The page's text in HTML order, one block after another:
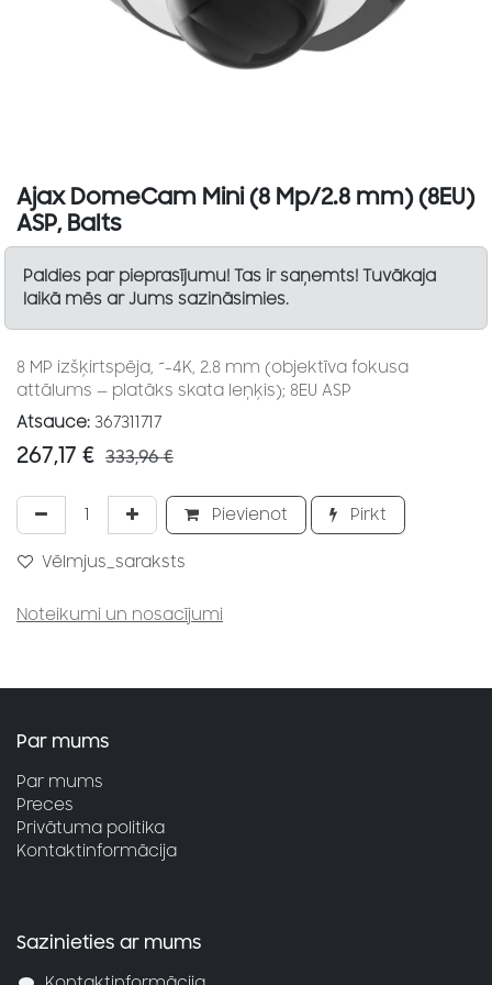
Ajax DomeCam Mini (8 Mp/2.8 mm) (8EU)
ASP, Balts
Paldies par pieprasījumu! Tas ir saņemts! Tuvākaja
laikā mēs ar Jums sazināsimies.
8 MP izšķirtspēja, ~-4K, 2.8 mm (objektīva fokusa
attālums — platāks skata leņķis); 8EU ASP
Atsauce: 367311717
267,17 € 333,96€
Pievienot Pirkt
Vēlmjus_saraksts
Noteikumi un nosacījumi
Par mums
Par mums
Preces
Privātuma politika
Kontaktinformācija
Sazinieties ar mums